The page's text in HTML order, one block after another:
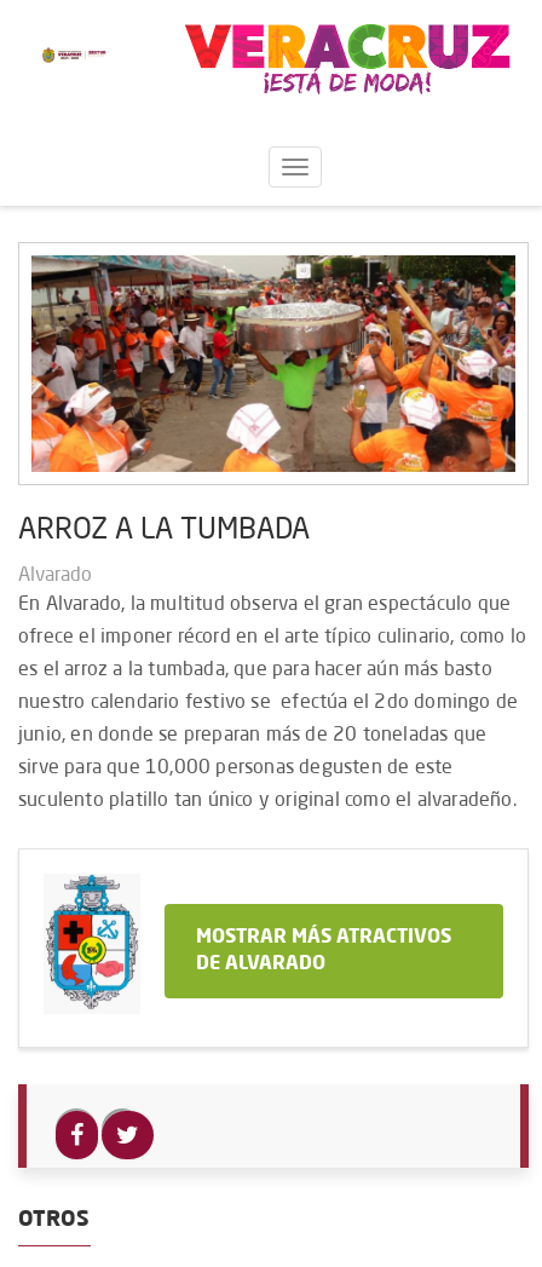
ARROZ A LA TUMBADA
Alvarado
En Alvarado, la multitud observa el gran espectáculo que
ofrece el imponer récord en el arte típico culinario, como lo
es el arroz a la tumbada, que para hacer aún más basto
nuestro calendario festivo se efectúa el 2do domingo de
junio, en donde se preparan más de 20 toneladas que
sirve para que 10,000 personas degusten de este
suculento platillo tan único y original como el alvaradeño.
MOSTRAR MÁS ATRACTIVOS
DE ALVARADO
OTROS